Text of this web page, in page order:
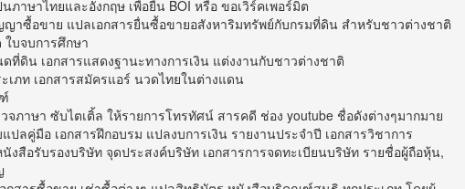
าษาไทยและอังกฤษ เพื่อยื่น BOI หรือ ขอเวิร์คเพอร์มิต
าซื้อขาย แปลเอกสารยื่นซื้อขายอสังหาริมทรัพย์กับกรมที่ดิน สำหรับชาวต่างชาติ
ใบจบการศึกษา
ที่ดิน เอกสารแสดงฐานะทางการเงิน แต่งงานกับชาวต่างชาติ
เภท เอกสารสมัครแอร์ นวดไทยในต่างแดน
จภาษา ซับไตเติ้ล ให้รายการโทรทัศน์ สารคดี ช่อง youtube ชื่อดังต่างๆมากมาย
ปลคู่มือ เอกสารฝึกอบรม แปลงบการเงิน รายงานประจำปี เอกสารวิชาการ
งสือรับรองบริษัท จุดประสงค์บริษัท เอกสารการจดทะเบียนบริษัท รายชื่อผู้ถือหุ้น,